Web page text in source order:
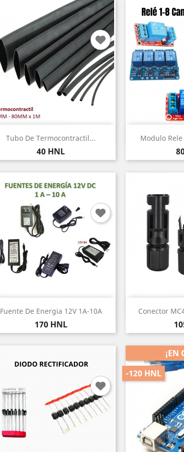
Tubo De Termocontractil...
Precio
40 HNL
Vista rápida Modulo Rele

Fuente De Energia 12V 1A-10A
Precio
170 HNL
Vista rápida Conector

-120 HNL
¡EN